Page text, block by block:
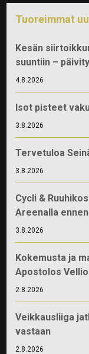
Tuoreimmat
Kesän
suuntiin –
4.8.2026
Isot pisteet
3.8.2026
Tervetuloa
3.8.2026
Cycli &
Areenalla
3.8.2026
Kokemusta ja
Apostolos
2.8.2026
Veikkausliiga
vastaan
2.8.2026